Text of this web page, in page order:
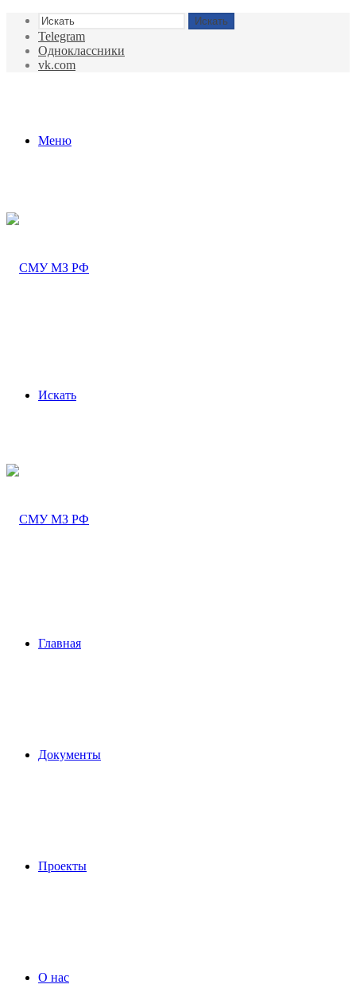
Искать
Telegram
Одноклассники
vk.com
Меню
Искать
Главная
Документы
Проекты
О нас